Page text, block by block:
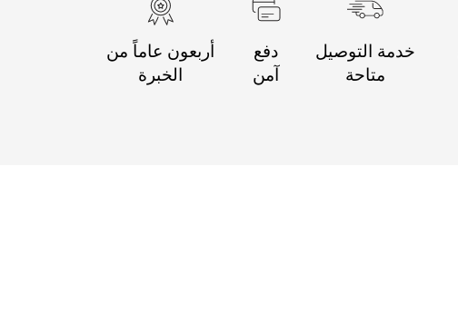
خدمة التوصيل
متاحة
دفع
آمن
أربعون عاماً من
الخبرة